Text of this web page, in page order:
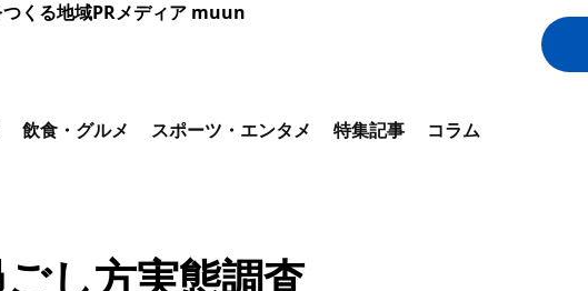
くる地域PRメディア muun
飲食・グルメ スポーツ・エンタメ 特集記事 コラム
し方実態調査